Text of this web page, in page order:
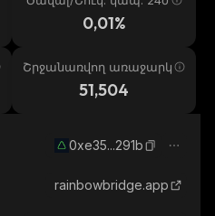
0,01%
Շրջանառվող առաջարկ
51,504
0xe35...291b
rainbowbridge.app